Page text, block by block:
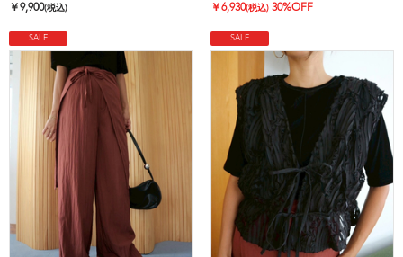
￥9,900(税込)
￥6,930(税込) 30%OFF
SALE SALE